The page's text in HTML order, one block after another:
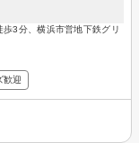
3分、横浜市営地下鉄グリ
歓迎